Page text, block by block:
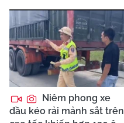
Niêm phong xe
đầu kéo rải mảnh sắt trên